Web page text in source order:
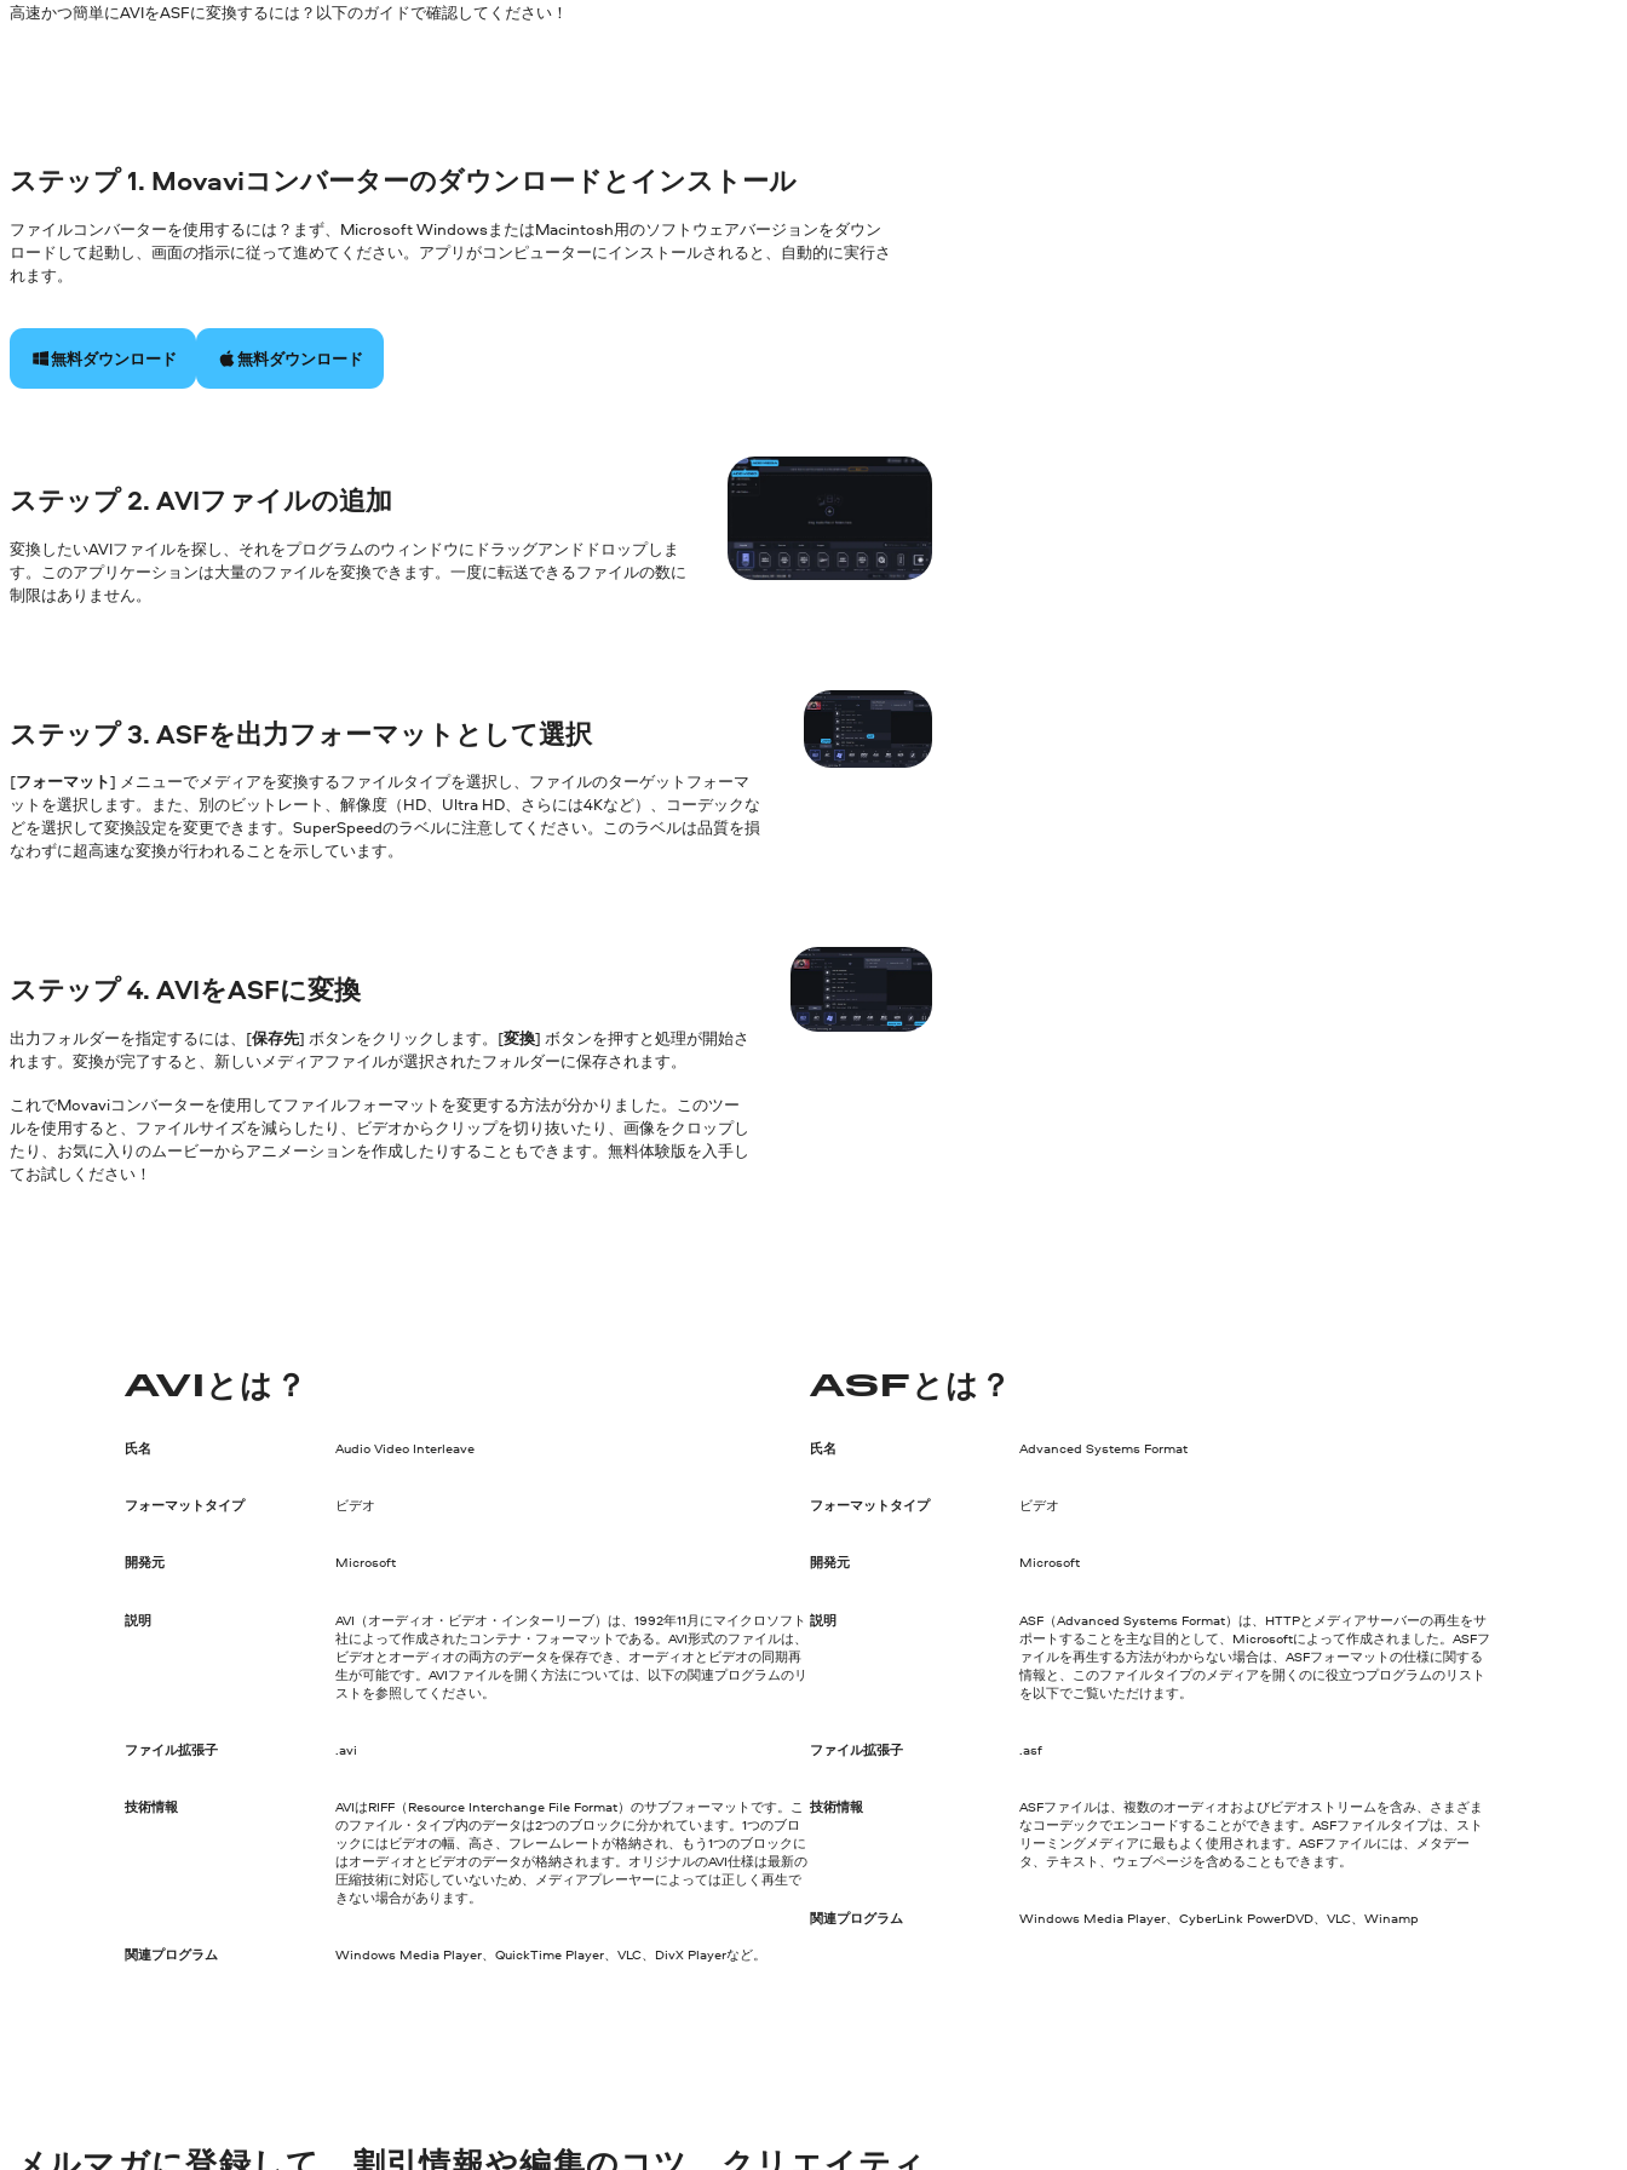
高速かつ簡単にAVIをASFに変換するには？以下のガイドで確認してください！
ステップ 1. Movaviコンバーターのダウンロードとインストール
ファイルコンバーターを使用するには？まず、Microsoft WindowsまたはMacintosh用のソフトウェアバージョンをダウン
ロードして起動し、画面の指示に従って進めてください。アプリがコンピューターにインストールされると、自動的に実行さ
れます。
無料ダウンロード 無料ダウンロード
ステップ 2. AVIファイルの追加
変換したいAVIファイルを探し、それをプログラムのウィンドウにドラッグアンドドロップしま
す。このアプリケーションは大量のファイルを変換できます。一度に転送できるファイルの数に
制限はありません。
ステップ 3. ASFを出力フォーマットとして選択
[フォーマット] メニューでメディアを変換するファイルタイプを選択し、ファイルのターゲットフォーマ
ットを選択します。また、別のビットレート、解像度（HD、Ultra HD、さらには4Kなど）、コーデックな
どを選択して変換設定を変更できます。SuperSpeedのラベルに注意してください。このラベルは品質を損
なわずに超高速な変換が行われることを示しています。
ステップ 4. AVIをASFに変換
出力フォルダーを指定するには、[保存先] ボタンをクリックします。[変換] ボタンを押すと処理が開始さ
れます。変換が完了すると、新しいメディアファイルが選択されたフォルダーに保存されます。
これでMovaviコンバーターを使用してファイルフォーマットを変更する方法が分かりました。このツー
ルを使用すると、ファイルサイズを減らしたり、ビデオからクリップを切り抜いたり、画像をクロップし
たり、お気に入りのムービーからアニメーションを作成したりすることもできます。無料体験版を入手し
てお試しください！
AVIとは？
氏名 Audio Video Interleave
フォーマットタイプ ビデオ
開発元 Microsoft
説明
AVI（オーディオ・ビデオ・インターリーブ）は、1992年11月にマイクロソフト
社によって作成されたコンテナ・フォーマットである。AVI形式のファイルは、
ビデオとオーディオの両方のデータを保存でき、オーディオとビデオの同期再
生が可能です。AVIファイルを開く方法については、以下の関連プログラムのリ
ストを参照してください。
ファイル拡張子 .avi
技術情報
AVIはRIFF（Resource Interchange File Format）のサブフォーマットです。こ
のファイル・タイプ内のデータは2つのブロックに分かれています。1つのブロ
ックにはビデオの幅、高さ、フレームレートが格納され、もう1つのブロックに
はオーディオとビデオのデータが格納されます。オリジナルのAVI仕様は最新の
圧縮技術に対応していないため、メディアプレーヤーによっては正しく再生で
きない場合があります。
関連プログラム Windows Media Player、QuickTime Player、VLC、DivX Playerなど。
ASFとは？
氏名 Advanced Systems Format
フォーマットタイプ ビデオ
開発元 Microsoft
説明
ASF（Advanced Systems Format）は、HTTPとメディアサーバーの再生をサ
ポートすることを主な目的として、Microsoftによって作成されました。ASFフ
ァイルを再生する方法がわからない場合は、ASFフォーマットの仕様に関する
情報と、このファイルタイプのメディアを開くのに役立つプログラムのリスト
を以下でご覧いただけます。
ファイル拡張子 .asf
技術情報
ASFファイルは、複数のオーディオおよびビデオストリームを含み、さまざま
なコーデックでエンコードすることができます。ASFファイルタイプは、スト
リーミングメディアに最もよく使用されます。ASFファイルには、メタデー
タ、テキスト、ウェブページを含めることもできます。
関連プログラム Windows Media Player、CyberLink PowerDVD、VLC、Winamp